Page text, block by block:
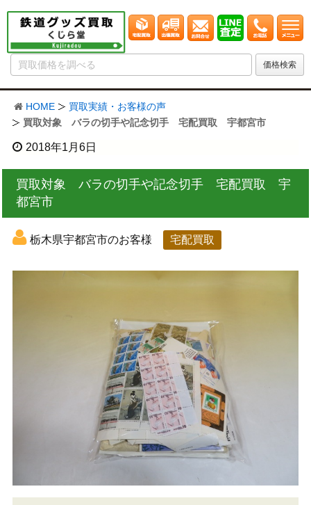
HOME
買取実績・お客様の声
買取対象 バラの切手や記念切手 宅配買取 宇都宮市
2018年1月6日
買取対象 バラの切手や記念切手 宅配買取 宇
都宮市
栃木県宇都宮市のお客様 宅配買取